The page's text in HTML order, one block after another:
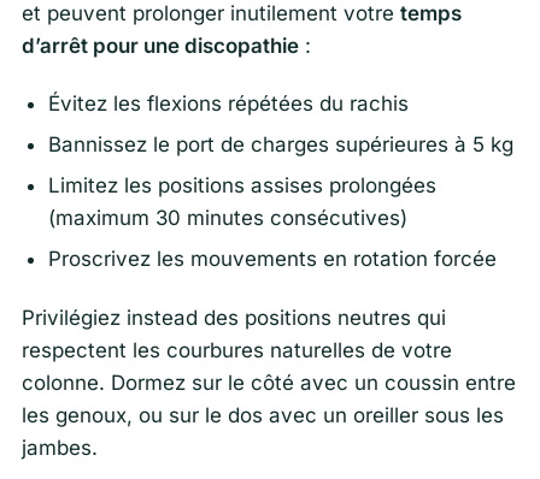
et peuvent prolonger inutilement votre temps
d’arrêt pour une discopathie :
Évitez les flexions répétées du rachis
Bannissez le port de charges supérieures à 5 kg
Limitez les positions assises prolongées
(maximum 30 minutes consécutives)
Proscrivez les mouvements en rotation forcée
Privilégiez instead des positions neutres qui
respectent les courbures naturelles de votre
colonne. Dormez sur le côté avec un coussin entre
les genoux, ou sur le dos avec un oreiller sous les
jambes.